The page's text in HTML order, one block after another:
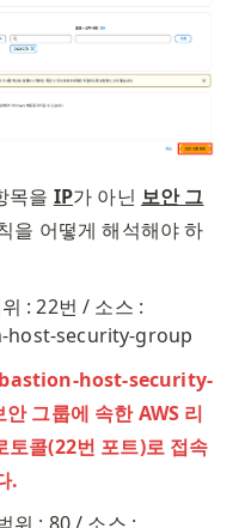
목을 IP가 아닌 보안 그
을 어떻게 해석해야 하
: 22번 / 소스 :
host-security-group
host-security-
그룹에 속한 AWS 리
토콜(22번 포트)로 접속
.